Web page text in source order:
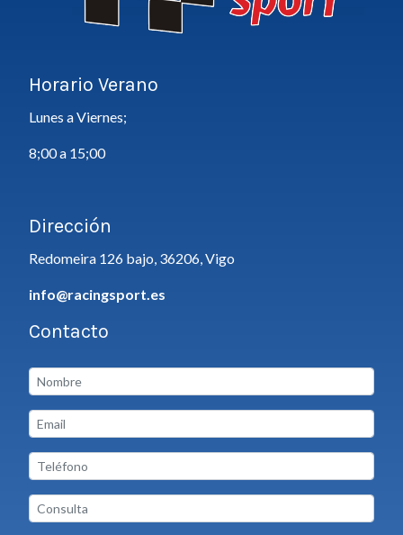
Horario Verano
Lunes a Viernes;
8;00 a 15;00
Dirección
Redomeira 126 bajo, 36206, Vigo
info@racingsport.es
Contacto